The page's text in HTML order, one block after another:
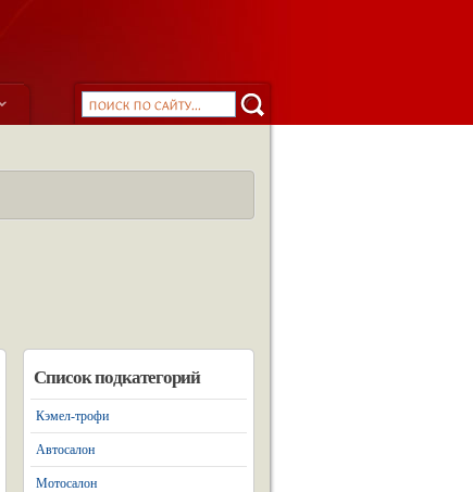
Список подкатегорий
Кэмел-трофи
Автосалон
Мотосалон